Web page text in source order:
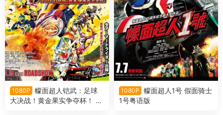
1080P
幪面超人铠武：足球
大决战！黄金果实争夺杯！ 假
1080P
幪面超人1号 假面骑士
1号粤语版